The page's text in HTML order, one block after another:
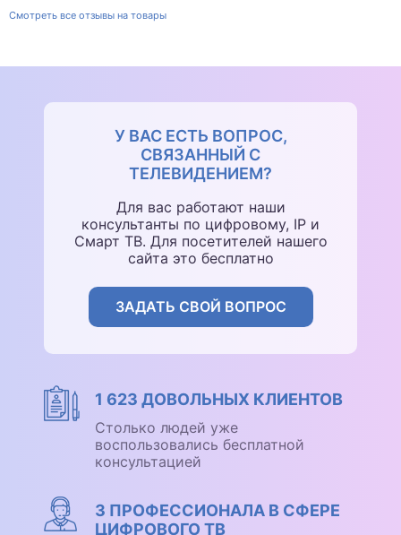
Смотреть все отзывы на товары
У ВАС ЕСТЬ ВОПРОС,
СВЯЗАННЫЙ С
ТЕЛЕВИДЕНИЕМ?
Для вас работают наши
консультанты по цифровому, IP и
Смарт ТВ. Для посетителей нашего
сайта это бесплатно
ЗАДАТЬ СВОЙ ВОПРОС
1 623 ДОВОЛЬНЫХ КЛИЕНТОВ
Столько людей уже
воспользовались бесплатной
консультацией
3 ПРОФЕССИОНАЛА В СФЕРЕ
ЦИФРОВОГО ТВ